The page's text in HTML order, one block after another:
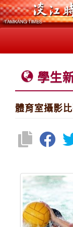
學生
體育室攝影